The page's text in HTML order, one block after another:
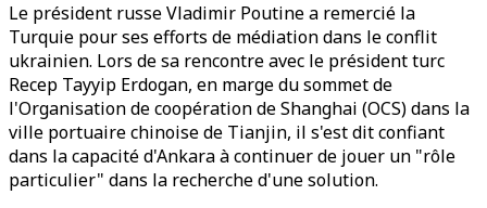
Le président russe Vladimir Poutine a remercié la
Turquie pour ses efforts de médiation dans le conflit
ukrainien. Lors de sa rencontre avec le président turc
Recep Tayyip Erdogan, en marge du sommet de
l'Organisation de coopération de Shanghai (OCS) dans la
ville portuaire chinoise de Tianjin, il s'est dit confiant
dans la capacité d'Ankara à continuer de jouer un "rôle
particulier" dans la recherche d'une solution.